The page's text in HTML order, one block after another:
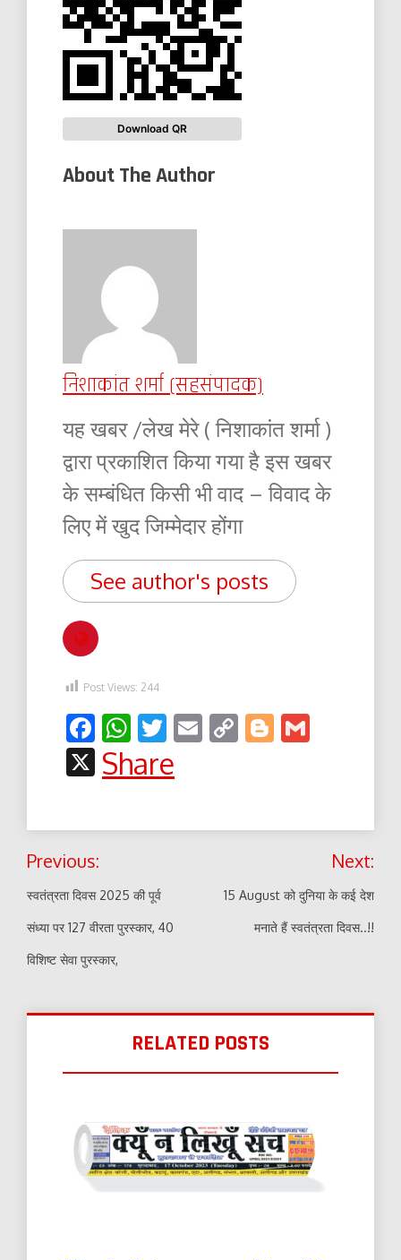
Download QR
About The Author
निशाकांत शर्मा (सहसंपादक)
यह खबर /लेख मेरे ( निशाकांत शर्मा )
द्वारा प्रकाशित किया गया है इस खबर
के सम्बंधित किसी भी वाद – विवाद के
लिए में खुद जिम्मेदार होंगा
See author's posts
Post Views: 244
Facebook
WhatsApp
Twitter
EmailCopyBlogger
X
Share
Post
navigation
Previous:
स्वतंत्रता दिवस 2025 की पूर्व
संध्या पर 127 वीरता पुरस्कार, 40
विशिष्ट सेवा पुरस्कार,
Next:
15 August को दुनिया के कई देश
मनाते हैं स्वतंत्रता दिवस..!!
RELATED POSTS